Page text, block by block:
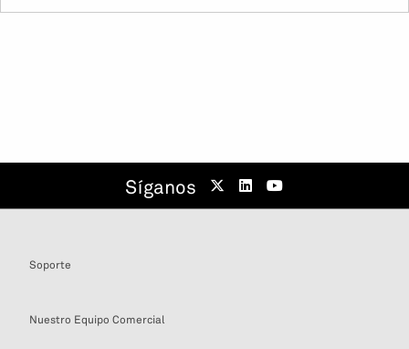
Síganos
Soporte
Nuestro Equipo Comercial